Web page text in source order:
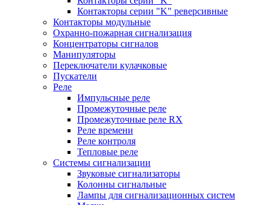
Контакторы серии "K" реверсивные
Контакторы модульные
Охранно-пожарная сигнализация
Концентраторы сигналов
Манипуляторы
Переключатели кулачковые
Пускатели
Реле
Импульсные реле
Промежуточные реле
Промежуточные реле RX
Реле времени
Реле контроля
Тепловые реле
Системы сигнализации
Звуковые сигнализаторы
Колонны сигнальные
Лампы для сигнализационных систем